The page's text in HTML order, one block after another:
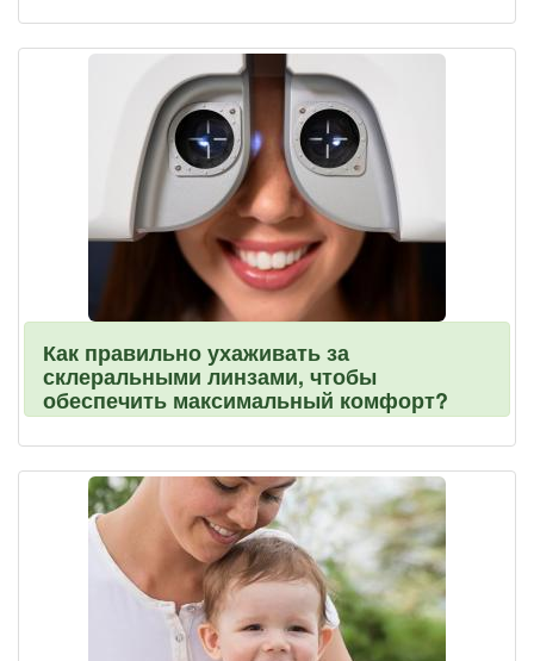
Как правильно ухаживать за
склеральными линзами, чтобы
обеспечить максимальный комфорт?